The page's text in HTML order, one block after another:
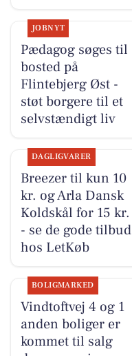
JOBNYT
Pædagog søges til
bosted på
Flintebjerg Øst -
støt borgere til et
selvstændigt liv
DAGLIGVARER
Breezer til kun 10
kr. og Arla Dansk
Koldskål for 15 kr.
- se de gode tilbud
hos LetKøb
BOLIGMARKED
Vindtoftvej 4 og 1
anden boliger er
kommet til salg